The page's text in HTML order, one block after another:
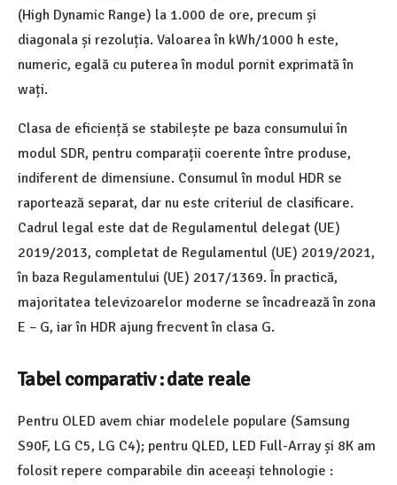
(High Dynamic Range) la 1.000 de ore, precum și
diagonala și rezoluția. Valoarea în kWh/1000 h este,
numeric, egală cu puterea în modul pornit exprimată în
wați.
Clasa de eficiență se stabilește pe baza consumului în
modul SDR, pentru comparații coerente între produse,
indiferent de dimensiune. Consumul în modul HDR se
raportează separat, dar nu este criteriul de clasificare.
Cadrul legal este dat de Regulamentul delegat (UE)
2019/2013, completat de Regulamentul (UE) 2019/2021,
în baza Regulamentului (UE) 2017/1369. În practică,
majoritatea televizoarelor moderne se încadrează în zona
E – G, iar în HDR ajung frecvent în clasa G.
Tabel comparativ : date reale
Pentru OLED avem chiar modelele populare (Samsung
S90F, LG C5, LG C4); pentru QLED, LED Full-Array și 8K am
folosit repere comparabile din aceeași tehnologie :